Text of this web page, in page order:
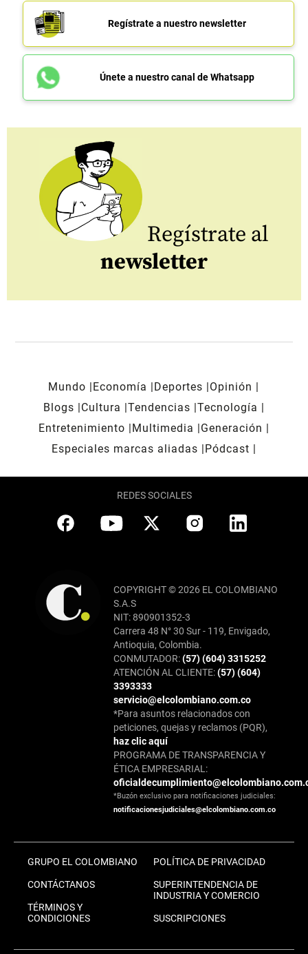
Regístrate a nuestro newsletter
Únete a nuestro canal de Whatsapp
Regístrate al
newsletter
Mundo Economía Deportes
Opinión
Blogs
Cultura Tendencias Tecnología
Entretenimiento
Multimedia
Generación
Especiales marcas aliadas
Pódcast
REDES SOCIALES
COPYRIGHT © 2026 EL COLOMBIANO
S.A.S
NIT: 890901352-3
Carrera 48 N° 30 Sur - 119, Envigado,
Antioquia, Colombia.
CONMUTADOR:(57) (604) 3315252
ATENCIÓN AL CLIENTE:(57) (604)
3393333
servicio@elcolombiano.com.co
*Para asuntos relacionados con
peticiones, quejas y reclamos (PQR),
haz clic aquí
PROGRAMA DE TRANSPARENCIA Y
ÉTICA EMPRESARIAL:
*Buzón exclusivo para notificaciones judiciales:
notificacionesjudiciales@elcolombiano.com.co
GRUPO EL COLOMBIANO
CONTÁCTANOS
TÉRMINOS Y
CONDICIONES
POLÍTICA DE PRIVACIDAD
SUPERINTENDENCIA DE
INDUSTRIA Y COMERCIO
SUSCRIPCIONES